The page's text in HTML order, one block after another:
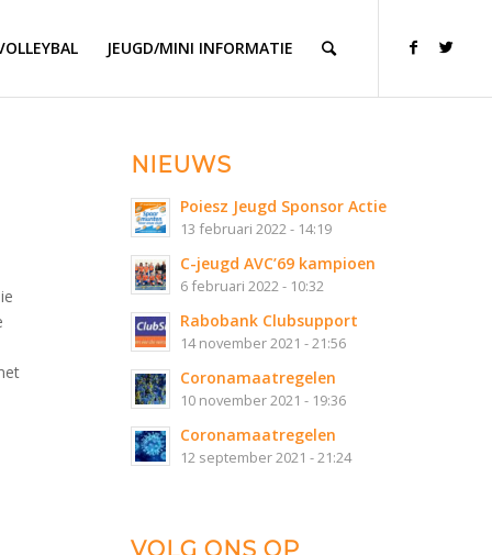
JEUGD/MINI INFORMATIE
NIEUWS
Poiesz Jeugd Sponsor Actie
13 februari 2022 - 14:19
C-jeugd AVC’69 kampioen
6 februari 2022 - 10:32
Rabobank Clubsupport
14 november 2021 - 21:56
Coronamaatregelen
10 november 2021 - 19:36
Coronamaatregelen
12 september 2021 - 21:24
VOLG ONS OP